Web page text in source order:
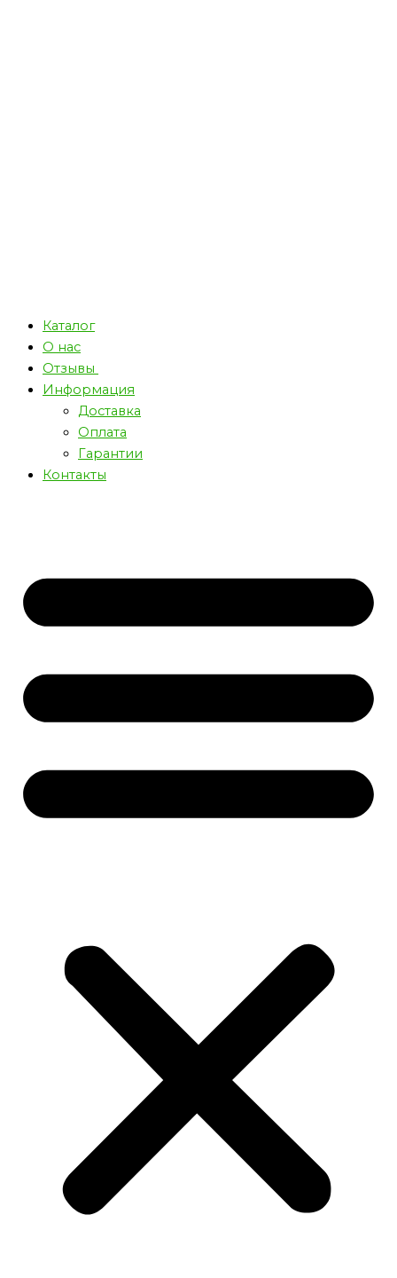
Каталог
О нас
Отзывы
Информация
Доставка
Оплата
Гарантии
Контакты